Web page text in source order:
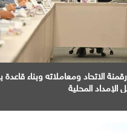
الاتحاد ومعاملاته وبناء قاعدة
المحلية